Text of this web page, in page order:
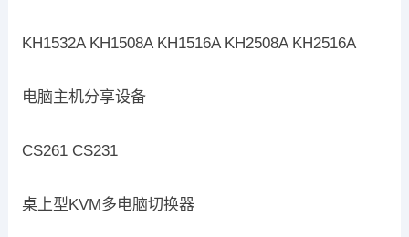
KH1532A KH1508A KH1516A KH2508A KH2516A
电脑主机分享设备
CS261 CS231
桌上型KVM多电脑切换器